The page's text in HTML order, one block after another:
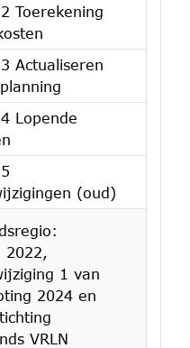
Toerekening
Actualiseren
Lopende
(oud)
2022,
1 van
2024 en
VRLN